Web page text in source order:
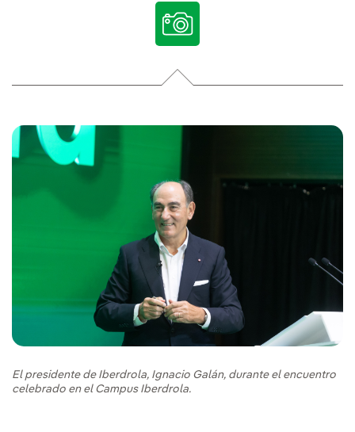
El presidente de Iberdrola, Ignacio Galán, durante el encuentro
celebrado en el Campus Iberdrola.